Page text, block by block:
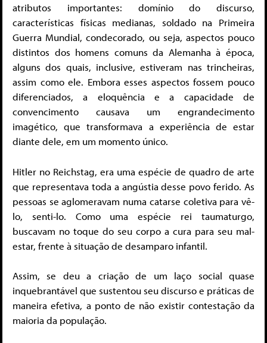
atributos importantes: domínio do discurso,
características físicas medianas, soldado na Primeira
Guerra Mundial, condecorado, ou seja, aspectos pouco
distintos dos homens comuns da Alemanha à época,
alguns dos quais, inclusive, estiveram nas trincheiras,
assim como ele. Embora esses aspectos fossem pouco
diferenciados, a eloquência e a capacidade de
convencimento causava um engrandecimento
imagético, que transformava a experiência de estar
diante dele, em um momento único.
Hitler no Reichstag, era uma espécie de quadro de arte
que representava toda a angústia desse povo ferido. As
pessoas se aglomeravam numa catarse coletiva para vê-
lo, senti-lo. Como uma espécie rei taumaturgo,
buscavam no toque do seu corpo a cura para seu mal-
estar, frente à situação de desamparo infantil.
Assim, se deu a criação de um laço social quase
inquebrantável que sustentou seu discurso e práticas de
maneira efetiva, a ponto de não existir contestação da
maioria da população.